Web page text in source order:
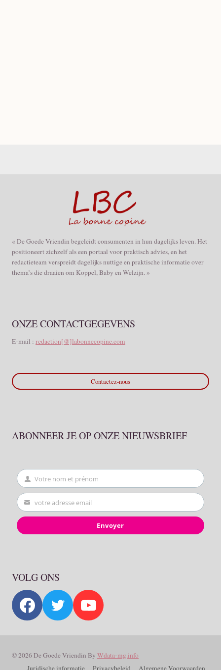
« De Goede Vriendin begeleidt consumenten in hun dagelijks leven. Het
positioneert zichzelf als een portaal voor praktisch advies, en het
redactieteam verspreidt dagelijks nuttige en praktische informatie over
thema’s die draaien om Koppel, Baby en Welzijn. »
ONZE CONTACTGEGEVENS
E-mail : redaction[@]labonnecopine.com
Contactez-nous
ABONNEER JE OP ONZE NIEUWSBRIEF
First
Name
Votre nom et prénom
Your
email
votre adresse email
Envoyer
VOLG ONS
© 2026 De Goede Vriendin By Wdata-mg.info
Juridische informatie
Privacybeleid Algemene Voorwaarden